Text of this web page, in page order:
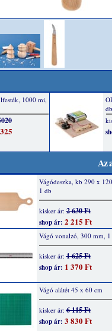
Az
Vágódeszka, kb 290 x
1 db
kisker ár:2 630 Ft
shop ár: 2 215 Ft
Vágó vonalzó, 300 mm, 1
kisker ár:1 625 Ft
shop ár: 1 370 Ft
Vágó alátét 45 x 60 cm
kisker ár:6 115 Ft
shop ár: 3 830 Ft